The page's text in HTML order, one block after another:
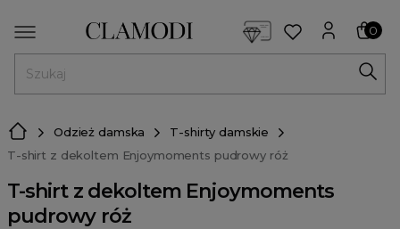
0
Odzież damska
T-shirty damskie
T-shirt z dekoltem Enjoymoments pudrowy róż
T-shirt z dekoltem Enjoymoments
pudrowy róż